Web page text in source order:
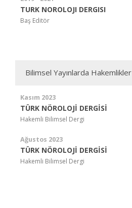
TURK NOROLOJI DERGISI
Baş Editör
Bilimsel Yayınlarda Hakemlikler
Kasım 2023
TÜRK NÖROLOJİ DERGİSİ
Hakemli Bilimsel Dergi
Ağustos 2023
TÜRK NÖROLOJİ DERGİSİ
Hakemli Bilimsel Dergi